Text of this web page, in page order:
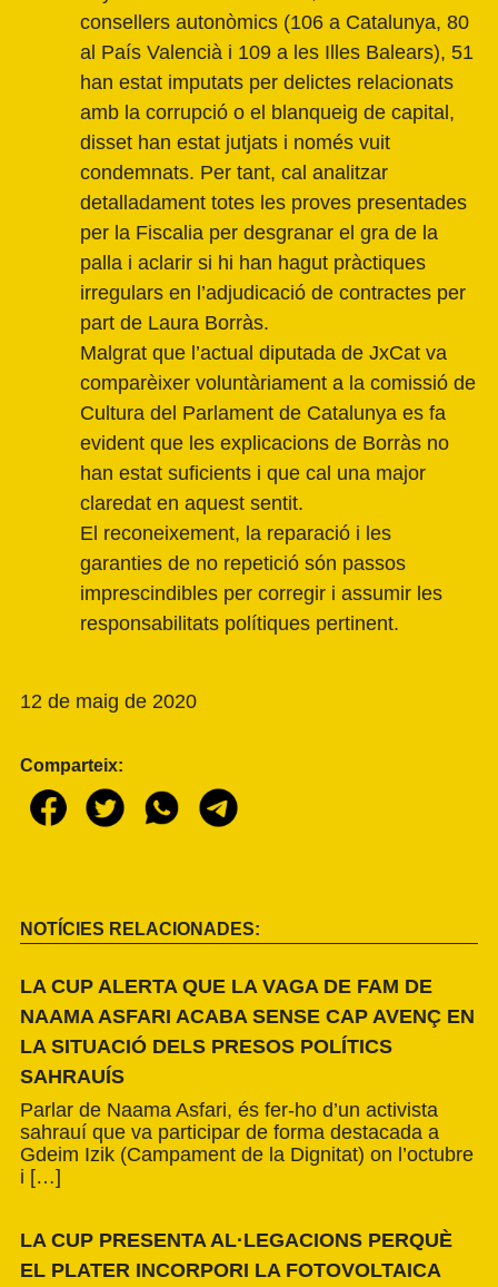
consellers autonòmics (106 a Catalunya, 80
al País Valencià i 109 a les Illes Balears), 51
han estat imputats per delictes relacionats
amb la corrupció o el blanqueig de capital,
disset han estat jutjats i només vuit
condemnats. Per tant, cal analitzar
detalladament totes les proves presentades
per la Fiscalia per desgranar el gra de la
palla i aclarir si hi han hagut pràctiques
irregulars en l’adjudicació de contractes per
part de Laura Borràs.
Malgrat que l’actual diputada de JxCat va
comparèixer voluntàriament a la comissió de
Cultura del Parlament de Catalunya es fa
evident que les explicacions de Borràs no
han estat suficients i que cal una major
claredat en aquest sentit.
El reconeixement, la reparació i les
garanties de no repetició són passos
imprescindibles per corregir i assumir les
responsabilitats polítiques pertinent.
12 de maig de 2020
Comparteix:
NOTÍCIES RELACIONADES:
LA CUP ALERTA QUE LA VAGA DE FAM DE
NAAMA ASFARI ACABA SENSE CAP AVENÇ EN
LA SITUACIÓ DELS PRESOS POLÍTICS
SAHRAUÍS
Parlar de Naama Asfari, és fer-ho d’un activista
sahrauí que va participar de forma destacada a
Gdeim Izik (Campament de la Dignitat) on l’octubre
i […]
LA CUP PRESENTA AL·LEGACIONS PERQUÈ
EL PLATER INCORPORI LA FOTOVOLTAICA